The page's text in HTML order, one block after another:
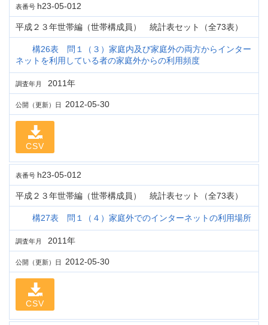
表番号 h23-05-012
平成２３年世帯編（世帯構成員） 統計表セット（全73表）
構26表 問１（３）家庭内及び家庭外の両方からインター
ネットを利用している者の家庭外からの利用頻度
調査年月 2011年
公開（更新）日 2012-05-30
CSV
表番号 h23-05-012
平成２３年世帯編（世帯構成員） 統計表セット（全73表）
構27表 問１（４）家庭外でのインターネットの利用場所
調査年月 2011年
公開（更新）日 2012-05-30
CSV